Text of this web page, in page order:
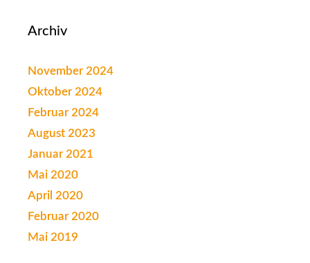
Archiv
November 2024
Oktober 2024
Februar 2024
August 2023
Januar 2021
Mai 2020
April 2020
Februar 2020
Mai 2019